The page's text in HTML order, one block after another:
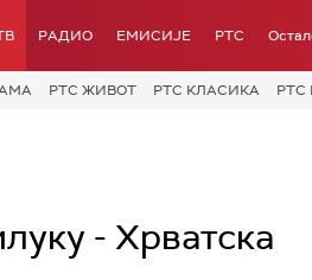
РАДИО ЕМИСИЈЕ РТС
РТС ЖИВОТ РТС КЛАСИКА РТС
- Хрватска